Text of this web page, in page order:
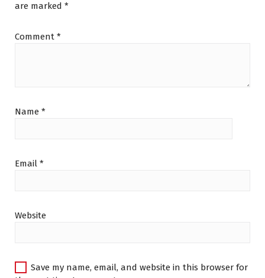
are marked *
Comment *
Name *
Email *
Website
Save my name, email, and website in this browser for